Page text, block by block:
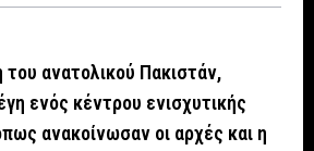
ανατολικού Πακιστάν,
ενός κέντρου ενισχυτικής
ανακοίνωσαν οι αρχές και η